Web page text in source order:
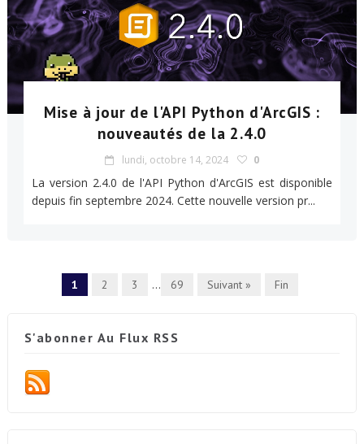
Mise à jour de l'API Python d'ArcGIS :
nouveautés de la 2.4.0
lundi, octobre 14, 2024 0
La version 2.4.0 de l'API Python d'ArcGIS est disponible
depuis fin septembre 2024. Cette nouvelle version pr...
1 2 3 ... 69 Suivant » Fin
S'abonner Au Flux RSS